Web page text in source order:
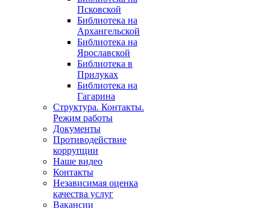
Псковской
Библиотека на
Архангельской
Библиотека на
Ярославской
Библиотека в
Прилуках
Библиотека на
Гагарина
Структура. Контакты.
Режим работы
Документы
Противодействие
коррупции
Наше видео
Контакты
Независимая оценка
качества услуг
Вакансии